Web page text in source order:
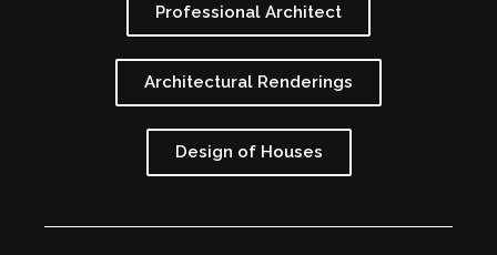
Professional Architect
Architectural Renderings
Design of Houses